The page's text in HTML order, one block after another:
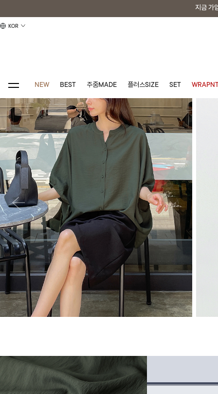
지금 가
KOR
NEW BEST 주줌MADE 플러스SIZE SET